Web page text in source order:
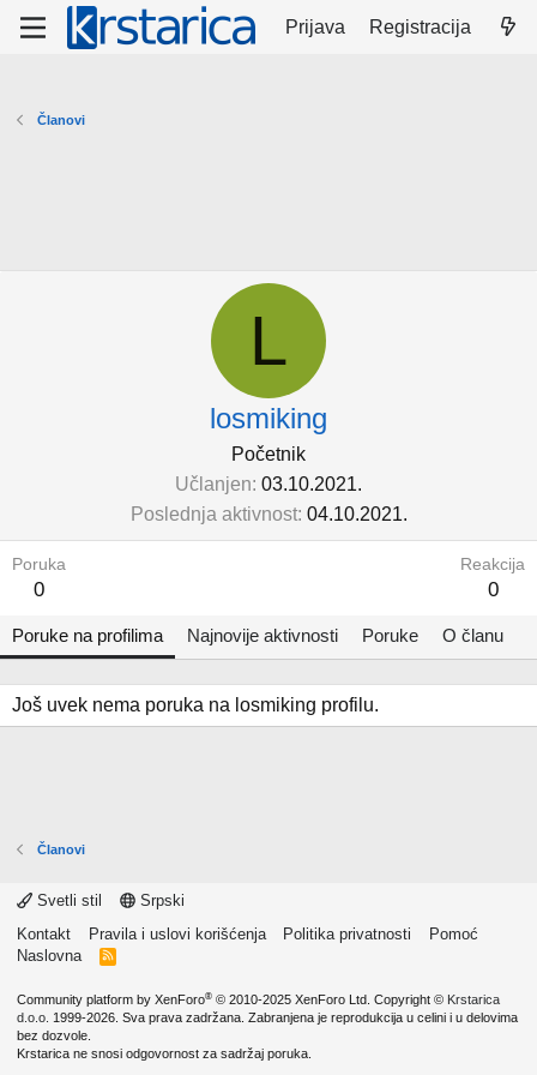
Prijava Registracija
Članovi
L
losmiking
Početnik
Učlanjen 03.10.2021.
Poslednja aktivnost 04.10.2021.
Poruka
0
Reakcija
0
Poruke na profilima Najnovije aktivnosti Poruke O članu
Još uvek nema poruka na losmiking profilu.
Članovi
Svetli stil
Srpski
Kontakt
Pravila i uslovi korišćenja Politika privatnosti
Pomoć
Naslovna
R
Community platform by XenForo® © 2010-2025 XenForo Ltd. Copyright © Krstarica
d.o.o. 1999-2026. Sva prava zadržana. Zabranjena je reprodukcija u celini i u delovima
bez dozvole.
Krstarica ne snosi odgovornost za sadržaj poruka.